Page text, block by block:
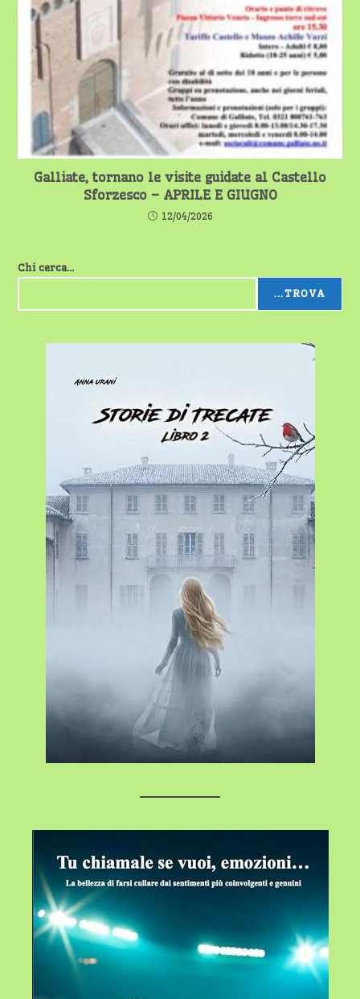
Galliate, tornano le visite guidate al Castello
Sforzesco – APRILE E GIUGNO
12/04/2026
Chi cerca...
...TROVA